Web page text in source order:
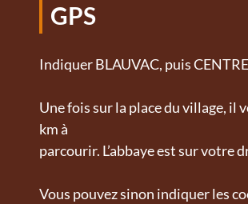
GPS
Indiquer BLAUVAC, puis
Une fois sur la place du village, il
km à
parcourir. L’abbaye est sur votre
Vous pouvez sinon indiquer les